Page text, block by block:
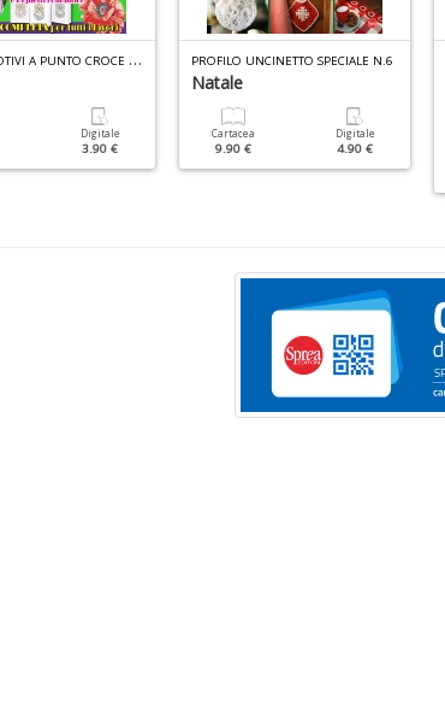
P
ICCOLI MOTIVI A PUNTO CROCE SPECIALE N.3
Digitale
3.90 €
PROFILO UNCINETTO SPECIALE N.6
Natale
Cartacea
9.90 €
Digitale
4.90 €